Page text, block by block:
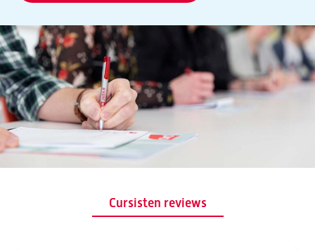
Cursisten reviews